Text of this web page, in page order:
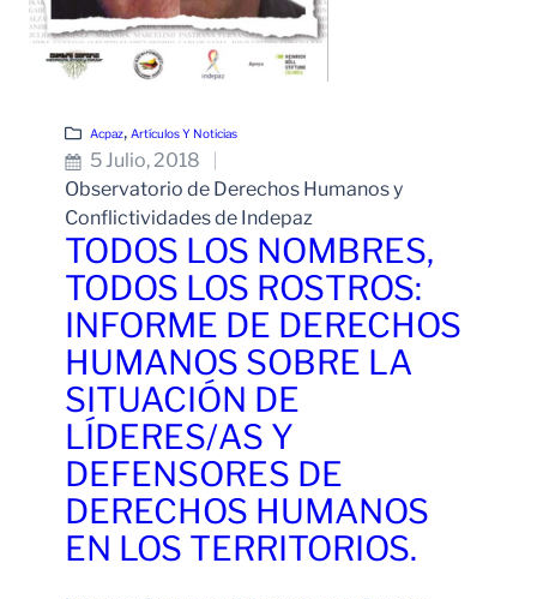
Acpaz, Artículos Y Noticias
5 Julio, 2018
Observatorio de Derechos Humanos y
Conflictividades de Indepaz
TODOS LOS NOMBRES,
TODOS LOS ROSTROS:
INFORME DE DERECHOS
HUMANOS SOBRE LA
SITUACIÓN DE
LÍDERES/AS Y
DEFENSORES DE
DERECHOS HUMANOS
EN LOS TERRITORIOS.